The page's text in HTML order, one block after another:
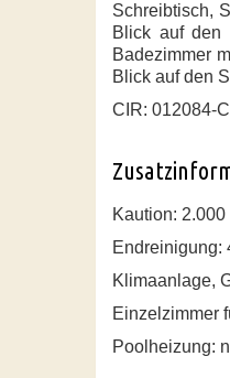
Schreibtisch,
Blick auf den
Badezimmer
Blick auf den
CIR: 012084-
Kaution: 2.000
Endreinigung:
Klimaanlage,
Einzelzimmer
Poolheizung: